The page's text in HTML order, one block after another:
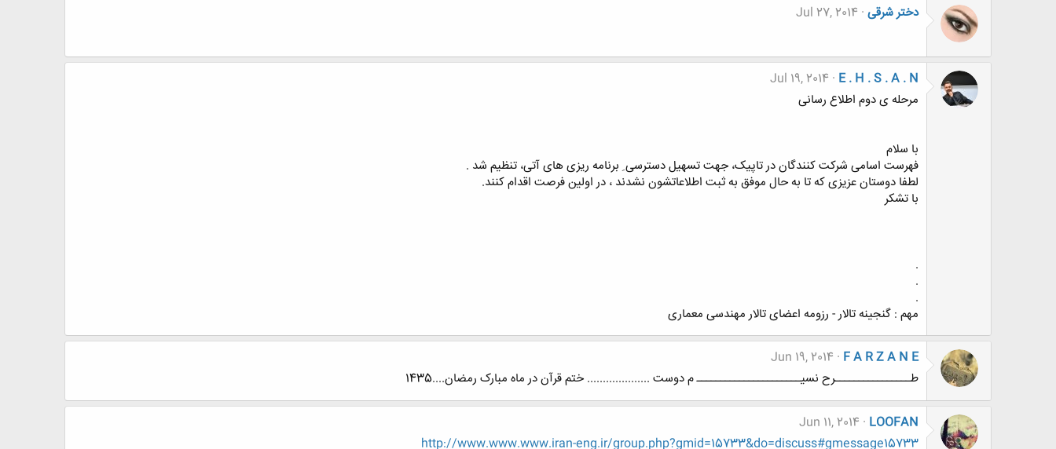
دختر شرقی Jul 27, 2014
E . H . S . A . N
Jul 19, 2014
مرحله ی دوم اطلاع رسانی
با سلام
فهرست اسامی شرکت کنندگان در تاپیک، جهت تسهیل دسترسی ِ برنامه ریزی های آتی، تنظیم شد .
لطفا دوستان عزیزی که تا به حال موفق به ثبت اطلاعاتشون نشدند ، در اولین فرصت اقدام کنند.
با تشکر
.
.
.
مهم : گنجینه تالار - رزومه اعضای تالار مهندسی معماری
F A R Z A N E
Jun 19, 2014
طــــــــــــــــرح نسیــــــــــــــــــــــ م دوست .................... ختم قرآن در ماه مبارک رمضان....1435
LOOFAN
Jun 11, 2014
http://www.www.www.iran-eng.ir/group.php?gmid=15733&do=discuss#gmessage15733